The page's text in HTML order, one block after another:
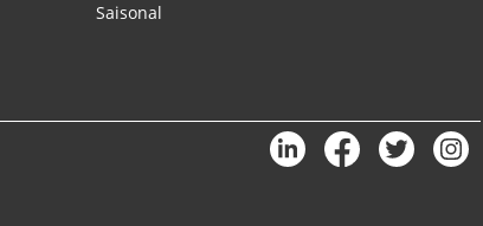
Saisonal